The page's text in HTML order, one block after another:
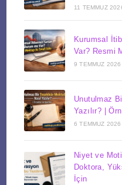
11 TEMMUZ
Kurumsal
Var? Resmi
9 TEMMUZ 2026
Unutulmaz
Yazılır? |
6 TEMMUZ 2026
Niyet ve
Doktora,
İçin